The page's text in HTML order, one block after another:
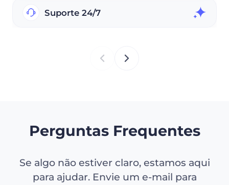
Suporte 24/7
Perguntas Frequentes
Se algo não estiver claro, estamos aqui
para ajudar. Envie um e-mail para